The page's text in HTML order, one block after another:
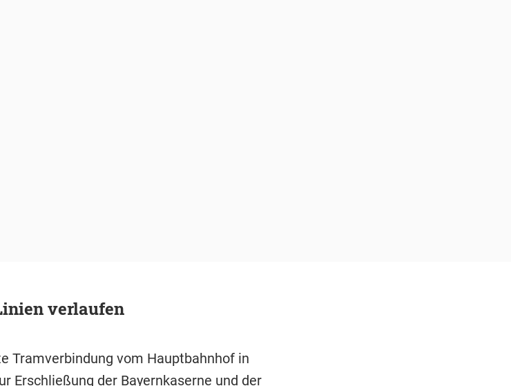
verlaufen
Tramverbindung vom Hauptbahnhof in
Erschließung der Bayernkaserne und der